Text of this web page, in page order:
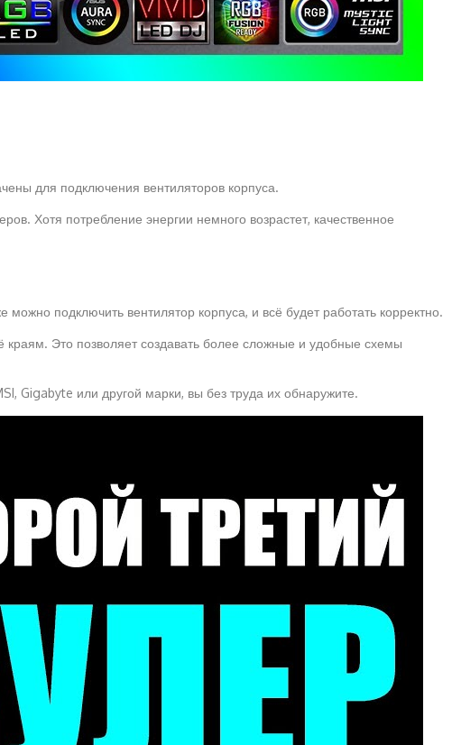
для подключения вентиляторов корпуса.
Хотя потребление энергии немного возрастет, качественное
подключить вентилятор корпуса, и всё будет работать корректно.
краям. Это позволяет создавать более сложные и удобные схемы
Gigabyte или другой марки, вы без труда их обнаружите.